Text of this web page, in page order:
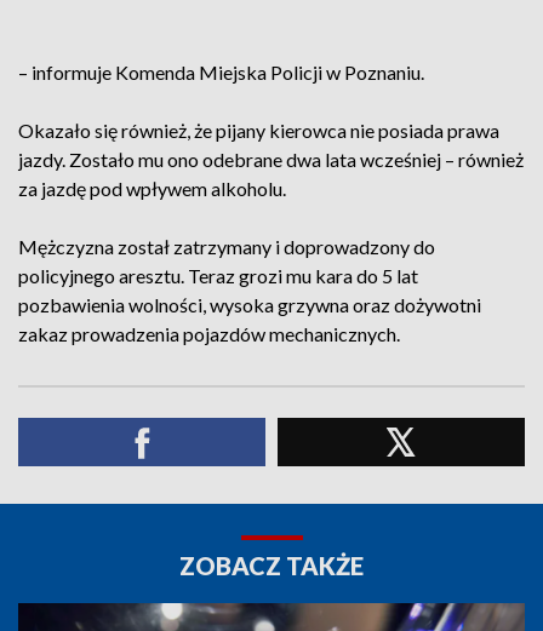
– informuje Komenda Miejska Policji w Poznaniu.
Okazało się również, że pijany kierowca nie posiada prawa
jazdy. Zostało mu ono odebrane dwa lata wcześniej – również
za jazdę pod wpływem alkoholu.
Mężczyzna został zatrzymany i doprowadzony do
policyjnego aresztu. Teraz grozi mu kara do 5 lat
pozbawienia wolności, wysoka grzywna oraz dożywotni
zakaz prowadzenia pojazdów mechanicznych.
ZOBACZ TAKŻE